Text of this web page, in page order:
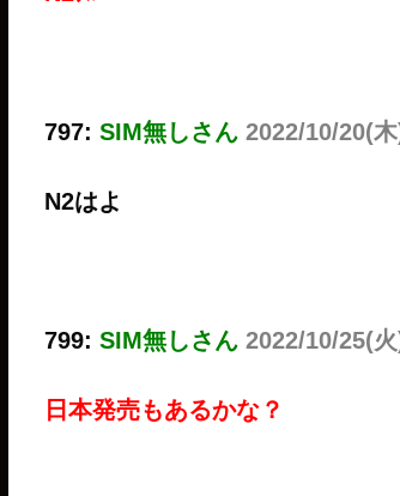
797: SIM無しさん 2022/10/20(
N2はよ
799: SIM無しさん 2022/10/25(
日本発売もあるかな？